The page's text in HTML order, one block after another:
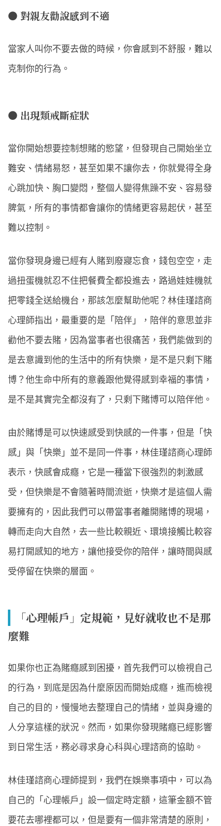
● 對親友勸說感到不適
當家人叫你不要去做的時候，你會感到不舒服，難以
克制你的行為。
● 出現類戒斷症狀
當你開始想要控制想賭的慾望，但發現自己開始坐立
難安、情緒易怒，甚至如果不讓你去，你就覺得全身
心跳加快、胸口變悶，整個人變得焦躁不安、容易發
脾氣，所有的事情都會讓你的情緒更容易起伏，甚至
難以控制。
當你發現身邊已經有人賭到廢寢忘食，錢包空空，走
過扭蛋機就忍不住把餐費全都投進去，路過娃娃機就
把零錢全送給機台，那該怎麼幫助他呢？林佳瑾諮商
心理師指出，最重要的是「陪伴」，陪伴的意思並非
勸他不要去賭，因為當事者也很痛苦，我們能做到的
是去意識到他的生活中的所有快樂，是不是只剩下賭
博？他生命中所有的意義跟他覺得感到幸福的事情，
是不是其實完全都沒有了，只剩下賭博可以陪伴他。
由於賭博是可以快速感受到快感的一件事，但是「快
感」與「快樂」並不是同一件事，林佳瑾諮商心理師
表示，快感會成癮，它是一種當下很強烈的刺激感
受，但快樂是不會隨著時間流逝，快樂才是這個人需
要擁有的，因此我們可以帶當事者離開賭博的現場，
轉而走向大自然，去一些比較親近、環境接觸比較容
易打開感知的地方，讓他接受你的陪伴，讓時間與感
受停留在快樂的層面。
「心理帳戶」定規範，見好就收也不是那
麼難
如果你也正為賭癮感到困擾，首先我們可以檢視自己
的行為，到底是因為什麼原因而開始成癮，進而檢視
自己的目的，慢慢地去整理自己的情緒，並與身邊的
人分享這樣的狀況。然而，如果你發現賭癮已經影響
到日常生活，務必尋求身心科與心理諮商的協助。
林佳瑾諮商心理師提到，我們在娛樂事項中，可以為
自己的「心理帳戶」設一個定時定額，這筆金額不管
要花去哪裡都可以，但是要有一個非常清楚的原則，